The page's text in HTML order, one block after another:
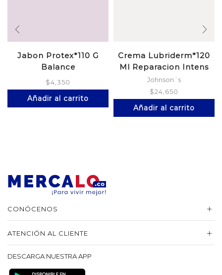
Jabon Protex*110 G
Balance
$4,350
Añadir al carrito
Crema Lubriderm*120
Ml Reparacion Intens
Johnson´s
$24,650
Añadir al carrito
CONÓCENOS
ATENCIÓN AL CLIENTE
DESCARGA NUESTRA APP